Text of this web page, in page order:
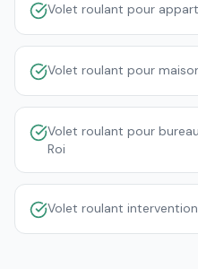
Volet roulant pour
Volet roulant pour
Volet roulant pour
Roi
Volet roulant